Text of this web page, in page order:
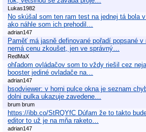
Lukas1982
No skúšal som ten ram test na jednej tá bola
ako náhle som ich prehodil…
adrian147
Paměť má jasně definované pořadí popsané
nemá cenu zkoušet, jen ve správný…
RedMaX
ohľadom ovládačov som to vždy riešil cez
booster jediné ovladače na…
adrian147
bsodviewer: v horni pulce okna je seznam
dolni pulka ukazuje zavedene…
brum brum
https://ibb.co/StRQYfC Dúfam že to takto
editor to už je na mňa raketo…
adrian147